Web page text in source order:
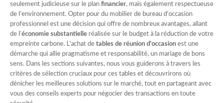
seulement judicieuse sur le plan financier, mais également respectueuse
de l’environnement. Opter pour du mobilier de bureau d’occasion
professionnel est une décision qui offre de nombreux avantages, allant
de l’économie substantielle réalisée sur le budget à la réduction de votre
empreinte carbone. L’achat de tables de réunion d’occasion est une
démarche qui allie pragmatisme et responsabilité, un mariage de bons
sens. Dans les sections suivantes, nous vous guiderons à travers les
critères de sélection cruciaux pour ces tables et découvrirons où
dénicher les meilleures solutions sur le marché, tout en partageant avec
vous des conseils experts pour négocier des transactions en toute